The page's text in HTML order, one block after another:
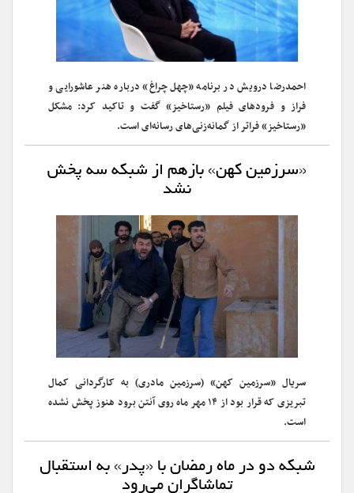
احمدرضا درویش در برنامه «چهل چراغ» درباره هنر عاشورایی و
فراز و فرودهای فیلم «رستاخیز» گفت و تاکید کرد: مشکل
«رستاخیز» فراتر از گمانه‌زنی‌های رسانه‌ای است.
«سرزمین کهن» بازهم از شبکه سه پخش
نشد
سریال «سرزمین کهن» (سرزمین مادری) به کارگردانی کمال
تبریزی که قرار بود از ۱۴ مهر ماه روی آنتن برود هنوز پخش نشده
است.
شبکه دو در ماه رمضان با «پدر» به استقبال
تماشاگران می‌رود